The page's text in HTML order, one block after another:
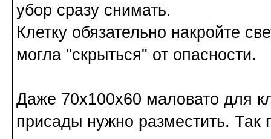
убор сразу снимать.
Клетку обязательно накройте
могла "скрыться" от опасности.
Даже 70х100х60 маловато для
присады нужно разместить. Так